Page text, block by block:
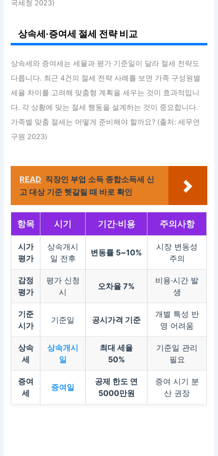
국세청 2023)
상속세·증여세 절세 전략 비교
상속세와 증여세는 세율과 평가 기준일이 달라 절세 전략도
다릅니다. 최근 4건의 절세 전략 사례를 보면 가족 구성원별
세율 차이를 고려해 맞춤형 계획을 세우는 것이 효과적입니
다. 각 상황에 맞는 절세 행동을 설계하는 것이 중요합니다.
가족별 맞춤 절세는 어떻게 준비해야 할까요? (출처: 세무연
구원 2023)
READ 직장인 부업 소득 종합소득세 신
고 대상 기준 헷갈릴 때 바로 확인
항목 시기 기간·비용 주의사항
시가
평가
상속개시
일 전후
변동률 5~10%
시장 변동성
주의
감정
평가
평가 신청
시
오차율 7%
비용·시간 발
생
기준
시가
기준일 공시가격 기준
개별 특성 반
영 어려움
상속
세
상속개시
일
최대 세율
50%
기준일 관리
필요
증여
세
증여일
공제 한도 연
5000만원
증여 시기 분
산 권장